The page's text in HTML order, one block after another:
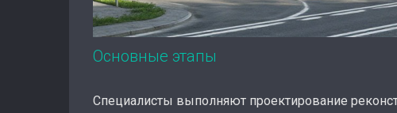
Основные этапы
Специалисты выполняют проектирование